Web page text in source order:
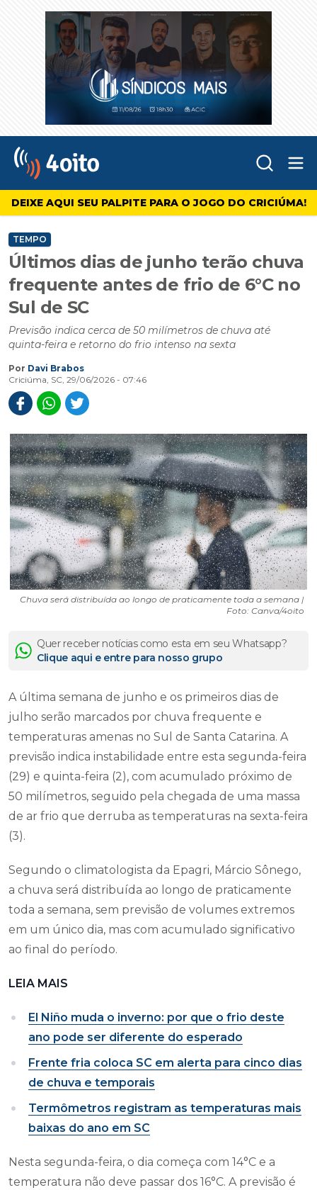
4oito
DEIXE AQUI SEU PALPITE PARA O JOGO DO CRICIÚMA!
TEMPO
Últimos dias de junho terão chuva
frequente antes de frio de 6°C no
Sul de SC
Previsão indica cerca de 50 milímetros de chuva até
quinta-feira e retorno do frio intenso na sexta
Por Davi Brabos
Criciúma, SC, 29/06/2026 - 07:46
Chuva será distribuída ao longo de praticamente toda a semana |
Foto: Canva/4oito
Quer receber notícias como esta em seu Whatsapp?
Clique aqui e entre para nosso grupo
A última semana de junho e os primeiros dias de
julho serão marcados por chuva frequente e
temperaturas amenas no Sul de Santa Catarina. A
previsão indica instabilidade entre esta segunda-feira
(29) e quinta-feira (2), com acumulado próximo de
50 milímetros, seguido pela chegada de uma massa
de ar frio que derruba as temperaturas na sexta-feira
(3).
Segundo o climatologista da Epagri, Márcio Sônego,
a chuva será distribuída ao longo de praticamente
toda a semana, sem previsão de volumes extremos
em um único dia, mas com acumulado significativo
ao final do período.
LEIA MAIS
El Niño muda o inverno: por que o frio deste
ano pode ser diferente do esperado
Frente fria coloca SC em alerta para cinco dias
de chuva e temporais
Termômetros registram as temperaturas mais
baixas do ano em SC
Nesta segunda-feira, o dia começa com 14°C e a
temperatura não deve passar dos 16°C. A previsão é